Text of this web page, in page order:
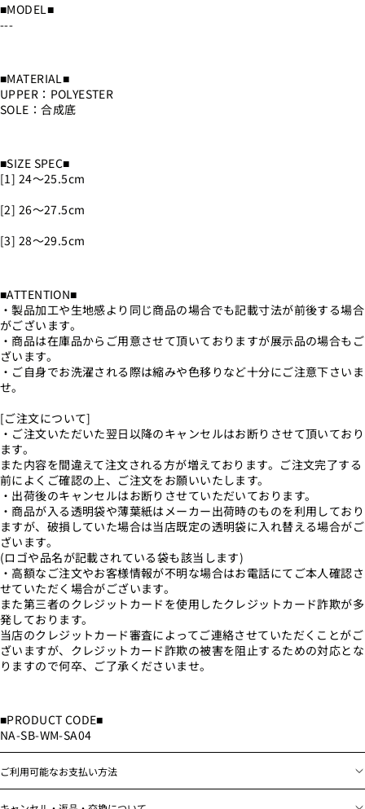
■MODEL■
---
■MATERIAL■
UPPER：POLYESTER
SOLE：合成底
■SIZE SPEC■
[1] 24〜25.5cm
[2] 26〜27.5cm
[3] 28〜29.5cm
■ATTENTION■
・製品加工や生地感より同じ商品の場合でも記載寸法が前後する場合
がございます。
・商品は在庫品からご用意させて頂いておりますが展示品の場合もご
ざいます。
・ご自身でお洗濯される際は縮みや色移りなど十分にご注意下さいま
せ。
[ご注文について]
・ご注文いただいた翌日以降のキャンセルはお断りさせて頂いており
ます。
また内容を間違えて注文される方が増えております。ご注文完了する
前によくご確認の上、ご注文をお願いいたします。
・出荷後のキャンセルはお断りさせていただいております。
・商品が入る透明袋や薄葉紙はメーカー出荷時のものを利用しており
ますが、破損していた場合は当店既定の透明袋に入れ替える場合がご
ざいます。
(ロゴや品名が記載されている袋も該当します)
・高額なご注文やお客様情報が不明な場合はお電話にてご本人確認さ
せていただく場合がございます。
また第三者のクレジットカードを使用したクレジットカード詐欺が多
発しております。
当店のクレジットカード審査によってご連絡させていただくことがご
ざいますが、クレジットカード詐欺の被害を阻止するための対応とな
りますので何卒、ご了承くださいませ。
■PRODUCT CODE■
NA-SB-WM-SA04
ご利用可能なお支払い方法